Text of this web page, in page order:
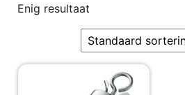
Enig resultaat